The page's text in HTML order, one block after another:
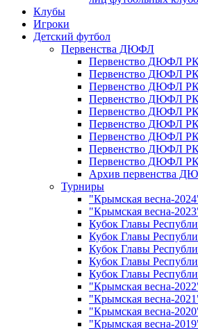
Клубы
Игроки
Детский футбол
Первенства ДЮФЛ
Первенство ДЮФЛ РК
Первенство ДЮФЛ РК
Первенство ДЮФЛ РК
Первенство ДЮФЛ РК
Первенство ДЮФЛ РК
Первенство ДЮФЛ РК
Первенство ДЮФЛ РК
Первенство ДЮФЛ РК
Первенство ДЮФЛ РК
Архив первенства
Турниры
"Крымская весна-
"Крымская весна-
Кубок Главы
Кубок Главы
Кубок Главы
Кубок Главы
Кубок Главы
"Крымская весна-
"Крымская весна-
"Крымская весна-
"Крымская весна-